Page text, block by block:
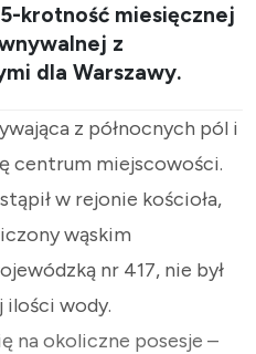
krotność miesięcznej
z
dla Warszawy.
z północnych pól i
centrum miejscowości.
w rejonie kościoła,
wąskim
nr 417, nie był
ilości wody.
na okoliczne posesje –